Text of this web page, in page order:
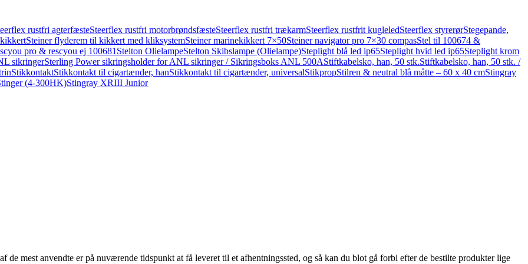
rustfri agterfæsteSteerflex rustfri motorbrøndsfæsteSteerflex rustfri trækarmSteerflex rustfrit kugleledSteerflex styrerørStegepande,
Steiner flyderem til kikkert med kliksystemSteiner marinekikkert 7×50Steiner navigator pro 7×30 compasStel til 100674 &
pro & rescyou ej 100681 Stelton OlielampeStelton Skibslampe (Olielampe)Steplight blå led ip65Steplight hvid led ip65Steplight krom
sikringerSterling Power sikringsholder for ANL sikringer / Sikringsboks ANL 500AStiftkabelsko, han, 50 stk.Stiftkabelsko, han, 50 stk. /
StikkontaktStikkontakt til cigartænder, hanStikkontakt til cigartænder, universalStikpropStilren & neutral blå måtte – 60 x 40 cmStingray
(4-300HK)Stingray XRIII Junior
de mest anvendte er på nuværende tidspunkt at få leveret til et afhentningssted, og så kan du blot gå forbi efter de bestilte produkter lige